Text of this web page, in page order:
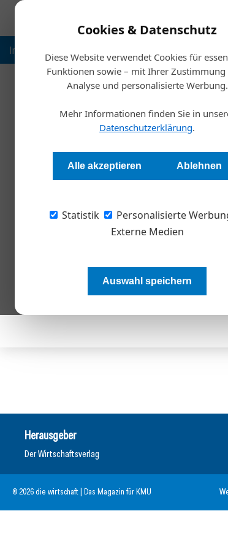
Cookies & Datenschutz
Diese Website verwendet Cookies für
Funktionen sowie – mit Ihrer Zustimmung
Analyse und personalisierte Werbung.
Mehr Informationen finden Sie in
Datenschutzerklärung.
Alle akzeptieren Ablehnen
Statistik
Personalisierte
Externe Medien
Auswahl speichern
Inspiration
Artikel von
Hochwasserhilfe für Betriebe in Not
Herausgeber
Der Wirtschaftsverlag
© 2026 die wirtschaft | Das Magazin für KMU